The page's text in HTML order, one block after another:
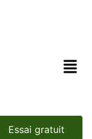
Essai gratuit